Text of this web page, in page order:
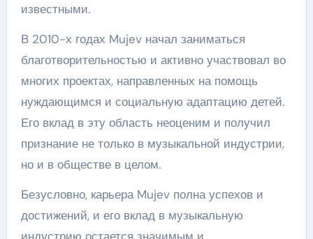
известными.
В 2010-х годах Mujev начал заниматься
благотворительностью и активно участвовал во
многих проектах, направленных на помощь
нуждающимся и социальную адаптацию детей.
Его вклад в эту область неоценим и получил
признание не только в музыкальной индустрии,
но и в обществе в целом.
Безусловно, карьера Mujev полна успехов и
достижений, и его вклад в музыкальную
индустрию остается значимым и